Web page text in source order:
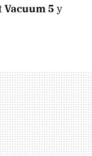
Vacuum 5 y